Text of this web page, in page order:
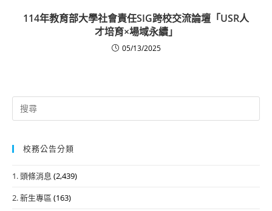
114年教育部大學社會責任SIG跨校交流論壇「USR人
才培育×場域永續」
05/13/2025
Search
for:
校務公告分類
1. 頭條消息 (2,439)
2. 新生專區 (163)